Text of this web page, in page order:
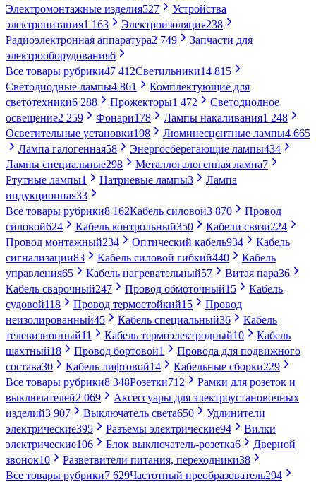
Электромонтажные изделия527
Устройства
электропитания1 163 Электроизоляция238
Радиоэлектронная аппаратура2 749
Запчасти для
электрооборудования6
Все товары рубрики47 412Светильники14 815
Светодиодные лампы4 861
Комплектующие для
светотехники6 288 Прожекторы1 472
Светодиодное
освещение2 259 Фонари178 Лампы накаливания1 248
Осветительные установки198 Люминесцентные лампы4 665
Лампа галогенная58 Энергосберегающие лампы434
Лампы специальные298 Металлогалогенная лампа7
Ртутные лампы1 Натриевые лампы3
Лампа
индукционная33
Все товары рубрики8 162Кабель силовой3 870
Провод
силовой624 Кабель контрольный350 Кабели связи224
Провод монтажный234 Оптический кабель934
Кабель
сигнализации83 Кабель силовой гибкий440
Кабель
управления65 Кабель нагревательный57 Витая пара36
Кабель сварочный247 Провод обмоточный15
Кабель
судовой118 Провод термостойкий15
Провод
неизолированный45 Кабель специальный36
Кабель
телевизионный11 Кабель термоэлектродный10
Кабель
шахтный18 Провод бортовой1
Провода для подвижного
состава30 Кабель лифтовой14 Кабельные сборки229
Все товары рубрики8 348Розетки712
Рамки для розеток и
выключателей2 069
Аксессуары для электроустановочных
изделий3 907 Выключатель света650
Удлинители
электрические395 Разъемы электрические94
Вилки
электрические106 Блок выключатель-розетка6
Дверной
звонок10 Разветвители питания, переходники38
Все товары рубрики7 629Частотный преобразователь294